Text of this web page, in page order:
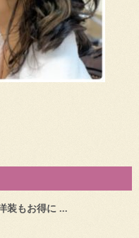
装もお得に ...